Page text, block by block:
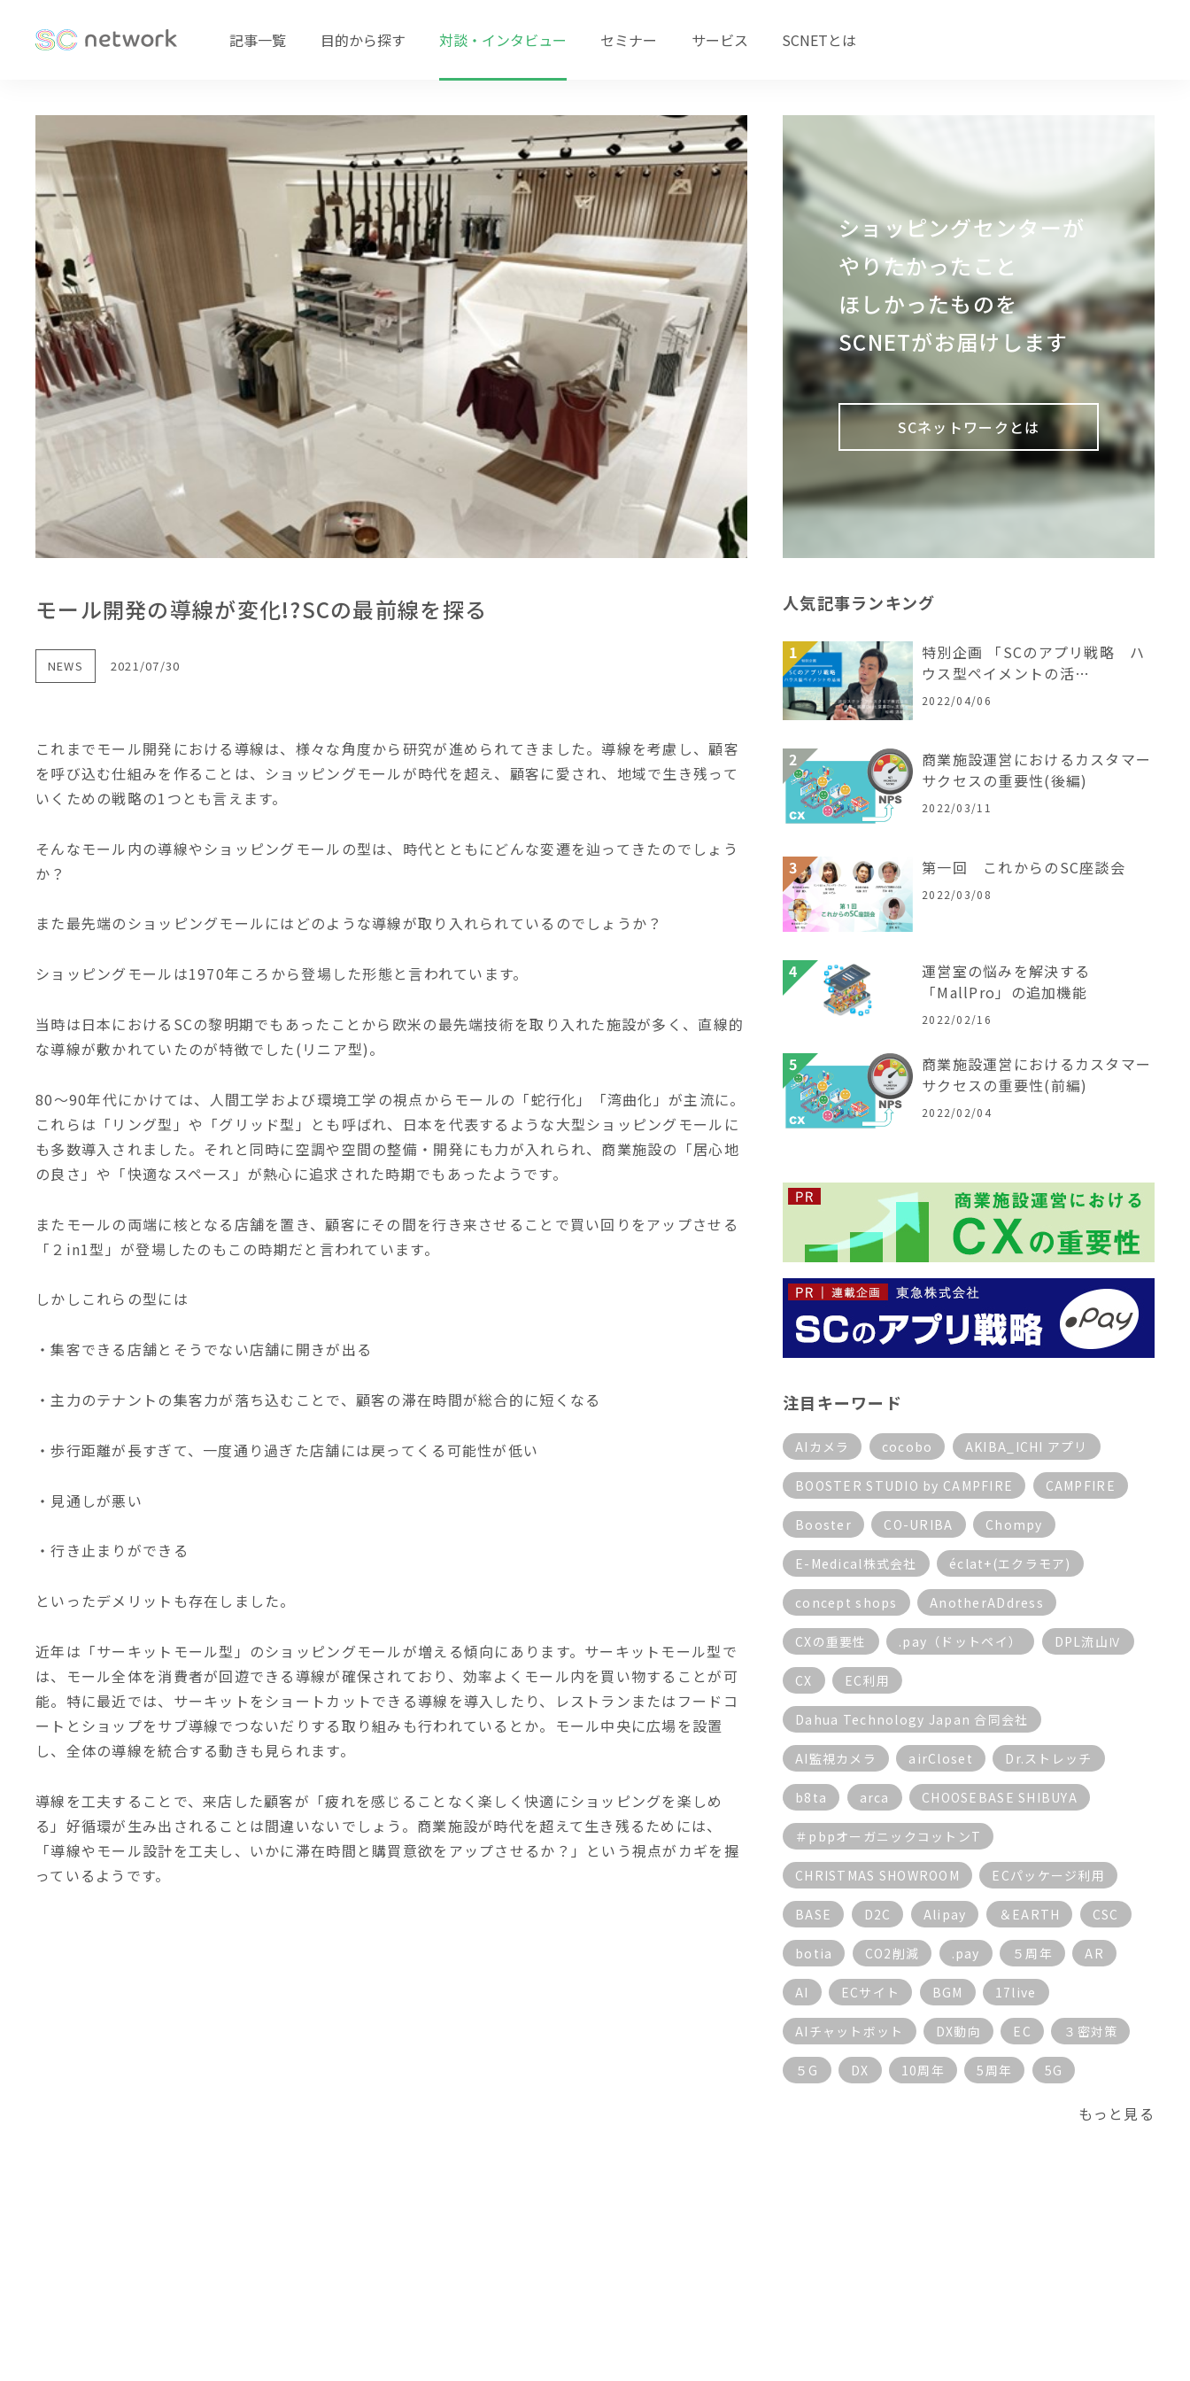
記事一覧 目的から探す 対談・インタビュー セミナー サービス SCNETとは
モール開発の導線が変化!?SCの最前線を探る
NEWS 2021/07/30
これまでモール開発における導線は、様々な角度から研究が進められてきました。導線を考慮し、顧客
を呼び込む仕組みを作ることは、ショッピングモールが時代を超え、顧客に愛され、地域で生き残って
いくための戦略の1つとも言えます。
そんなモール内の導線やショッピングモールの型は、時代とともにどんな変遷を辿ってきたのでしょう
か？
また最先端のショッピングモールにはどのような導線が取り入れられているのでしょうか？
ショッピングモールは1970年ころから登場した形態と言われています。
当時は日本におけるSCの黎明期でもあったことから欧米の最先端技術を取り入れた施設が多く、直線的
な導線が敷かれていたのが特徴でした(リニア型)。
80～90年代にかけては、人間工学および環境工学の視点からモールの「蛇行化」「湾曲化」が主流に。
これらは「リング型」や「グリッド型」とも呼ばれ、日本を代表するような大型ショッピングモールに
も多数導入されました。それと同時に空調や空間の整備・開発にも力が入れられ、商業施設の「居心地
の良さ」や「快適なスペース」が熱心に追求された時期でもあったようです。
またモールの両端に核となる店舗を置き、顧客にその間を行き来させることで買い回りをアップさせる
「２in1型」が登場したのもこの時期だと言われています。
しかしこれらの型には
・集客できる店舗とそうでない店舗に開きが出る
・主力のテナントの集客力が落ち込むことで、顧客の滞在時間が総合的に短くなる
・歩行距離が長すぎて、一度通り過ぎた店舗には戻ってくる可能性が低い
・見通しが悪い
・行き止まりができる
といったデメリットも存在しました。
近年は「サーキットモール型」のショッピングモールが増える傾向にあります。サーキットモール型で
は、モール全体を消費者が回遊できる導線が確保されており、効率よくモール内を買い物することが可
能。特に最近では、サーキットをショートカットできる導線を導入したり、レストランまたはフードコ
ートとショップをサブ導線でつないだりする取り組みも行われているとか。モール中央に広場を設置
し、全体の導線を統合する動きも見られます。
導線を工夫することで、来店した顧客が「疲れを感じることなく楽しく快適にショッピングを楽しめ
る」好循環が生み出されることは間違いないでしょう。商業施設が時代を超えて生き残るためには、
「導線やモール設計を工夫し、いかに滞在時間と購買意欲をアップさせるか？」という視点がカギを握
っているようです。
ショッピングセンターが
やりたかったこと
ほしかったものを
SCNETがお届けします
SCネットワークとは
人気記事ランキング
特別企画 「SCのアプリ戦略 ハ
ウス型ペイメントの活…
2022/04/06
商業施設運営におけるカスタマー
サクセスの重要性(後編)
2022/03/11
第一回 これからのSC座談会
2022/03/08
運営室の悩みを解決する
「MallPro」の追加機能
2022/02/16
商業施設運営におけるカスタマー
サクセスの重要性(前編)
2022/02/04
注目キーワード
AIカメラ cocobo AKIBA_ICHI アプリ
BOOSTER STUDIO by CAMPFIRE CAMPFIRE
Booster CO-URIBA Chompy
E-Medical株式会社 éclat+(エクラモア)
concept shops AnotherADdress
CXの重要性 .pay（ドットペイ） DPL流山Ⅳ
CX EC利用
Dahua Technology Japan 合同会社
AI監視カメラ airCloset Dr.ストレッチ
b8ta arca CHOOSEBASE SHIBUYA
＃pbpオーガニックコットンT
CHRISTMAS SHOWROOM ECパッケージ利用
BASE D2C Alipay ＆EARTH CSC
botia CO2削減 .pay ５周年 AR
AI ECサイト BGM 17live
AIチャットボット DX動向 EC ３密対策
５G DX 10周年 5周年 5G
もっと見る